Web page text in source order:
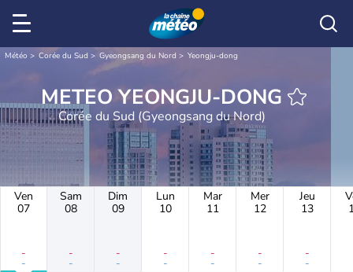
Météo Corée du Sud Gyeongsang du Nord Yeongju-dong
METEO YEONGJU-DONG
Corée du Sud (Gyeongsang du Nord)
Ven
07
-
-
Sam
08
-
-
Dim
09
-
-
Lun
10
-
-
Mar
11
-
-
Mer
12
-
-
Jeu
13
-
-